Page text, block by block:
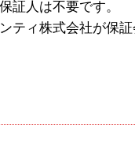
証人は不要です。
ティ株式会社が保